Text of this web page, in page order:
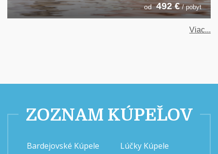
od 492€ / pobyt
Viac...
ZOZNAM KÚPEĽOV
Bardejovské Kúpele
Lúčky Kúpele